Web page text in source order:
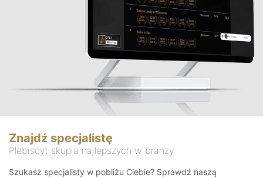
Znajdź specjalistę
Plebiscyt skupia najlepszych w branży
Szukasz specjalisty w pobliżu Ciebie? Sprawdź naszą